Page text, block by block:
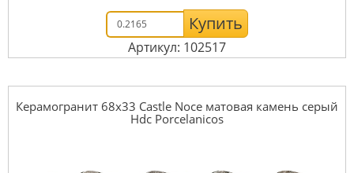
Купить
Артикул: 102517
Керамогранит 68x33 Castle Noce матовая камень серый
Hdc Porcelanicos